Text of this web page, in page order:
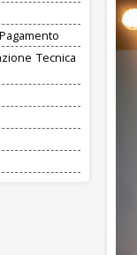
Tecnica